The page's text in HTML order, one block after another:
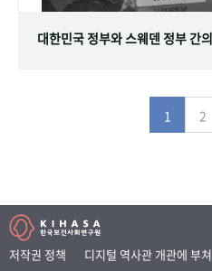
1 2
저작권 정책 디지털 역사관 개관에 부쳐